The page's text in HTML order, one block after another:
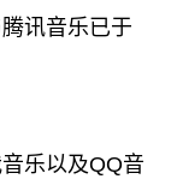
讯音乐已于
乐以及QQ音